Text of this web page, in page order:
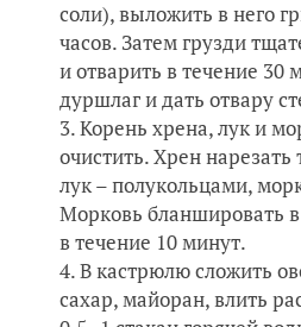
соли), выложить в него
часов. Затем грузди
и отварить в течение 30
дуршлаг и дать отвару
Корень хрена, лук и
очистить. Хрен
лук – полукольцами,
Морковь бланшировать
в течение 10 минут.
В кастрюлю сложить
сахар, майоран, влить